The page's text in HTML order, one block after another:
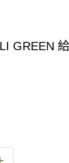
GREEN